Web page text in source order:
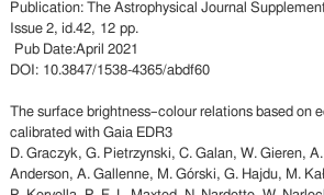
Publication: The Astrophysical Journal
Issue 2, id.42, 12 pp.
Pub Date:April 2021
DOI: 10.3847/1538-4365/abdf60
The surface brightness–colour relations based on
calibrated with Gaia EDR3
D. Graczyk, G. Pietrzynski, C. Galan, W. Gieren,
Anderson, A. Gallenne, M. Górski, G. Hajdu, M.